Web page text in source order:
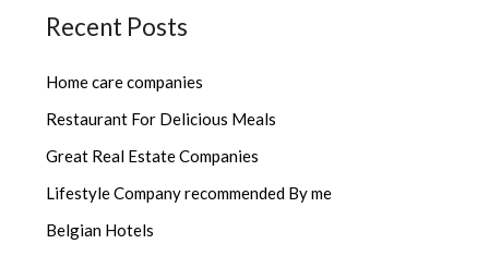
Recent Posts
Home care companies
Restaurant For Delicious Meals
Great Real Estate Companies
Lifestyle Company recommended By me
Belgian Hotels